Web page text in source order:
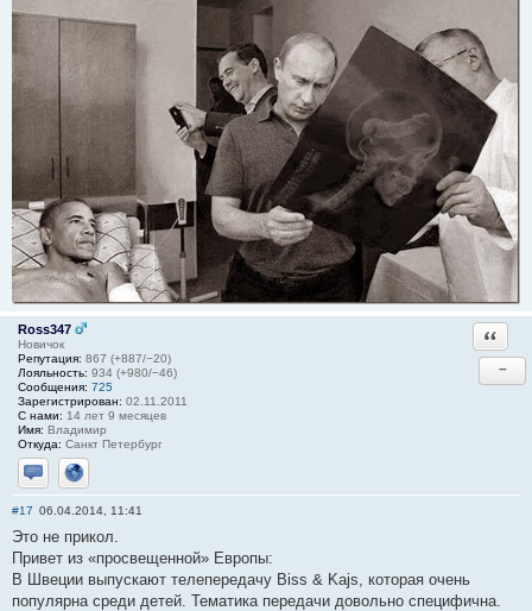
Ross347
Новичок
Репутация: 867 (+887/−20)
Лояльность: 934 (+980/−46)
Сообщения: 725
Зарегистрирован: 02.11.2011
С нами: 14 лет 9 месяцев
Имя: Владимир
Откуда: Санкт Петербург
Отправить личное сообщение
Сайт
−
#17 06.04.2014, 11:41
Это не прикол.
Привет из «просвещенной» Европы:
В Швеции выпускают телепередачу Biss & Kajs, которая очень
популярна среди детей. Тематика передачи довольно специфична.